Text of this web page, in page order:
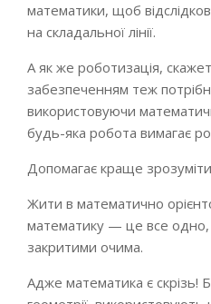
математики, щоб
на складальної лінії.
А як же роботизація,
забезпеченням теж
використовуючи
будь-яка робота вимагає
Допомагає краще зрозуміти
Жити в математично
математику — це все
закритими очима.
Адже математика є скрізь!